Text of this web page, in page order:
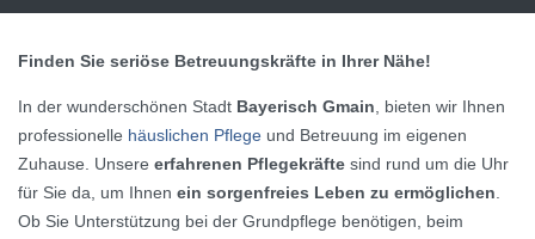
Finden Sie seriöse Betreuungskräfte in Ihrer Nähe!
In der wunderschönen Stadt Bayerisch Gmain , bieten wir Ihnen
professionelle häuslichen Pflege und Betreuung im eigenen
Zuhause. Unsere erfahrenen Pflegekräfte sind rund um die Uhr
für Sie da, um Ihnen ein sorgenfreies Leben zu ermöglichen
Ob Sie Unterstützung bei der Grundpflege benötigen, beim